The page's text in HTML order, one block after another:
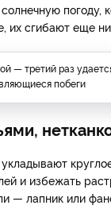
погоду,
их сгибают еще
— третий раз
побеги
и избежать
— лапник или